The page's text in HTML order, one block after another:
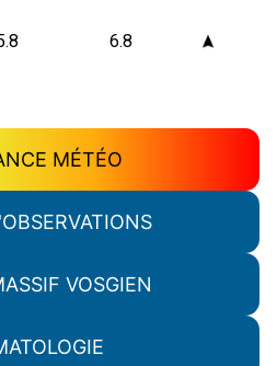
MÉTÉO
VOSGIEN